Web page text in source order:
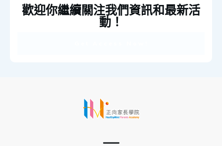
歡迎你繼續關注我們資訊和最新活
動！